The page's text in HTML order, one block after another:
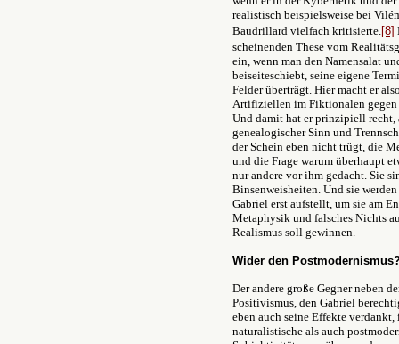
realistisch beispielsweise bei
Baudrillard vielfach kritisierte.[8]
scheinenden These vom
ein, wenn man den Namensalat
beiseiteschiebt, seine eigene
Felder überträgt. Hier macht er
Artifiziellen im Fiktionalen gegen
Und damit hat er prinzipiell recht,
genealogischer Sinn und
der Schein eben nicht trügt, die
und die Frage warum überhaupt
nur andere vor ihm gedacht. Sie
Binsenweisheiten. Und sie
Gabriel erst aufstellt, um sie am
Metaphysik und falsches Nichts
Realismus soll gewinnen.
Wider den
Der andere große Gegner neben
Positivismus, den Gabriel
eben auch seine Effekte
naturalistische als auch